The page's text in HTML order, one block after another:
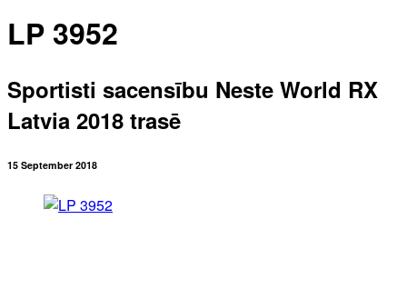
LP 3952
Sportisti sacensību Neste World RX
Latvia 2018 trasē
15 September 2018